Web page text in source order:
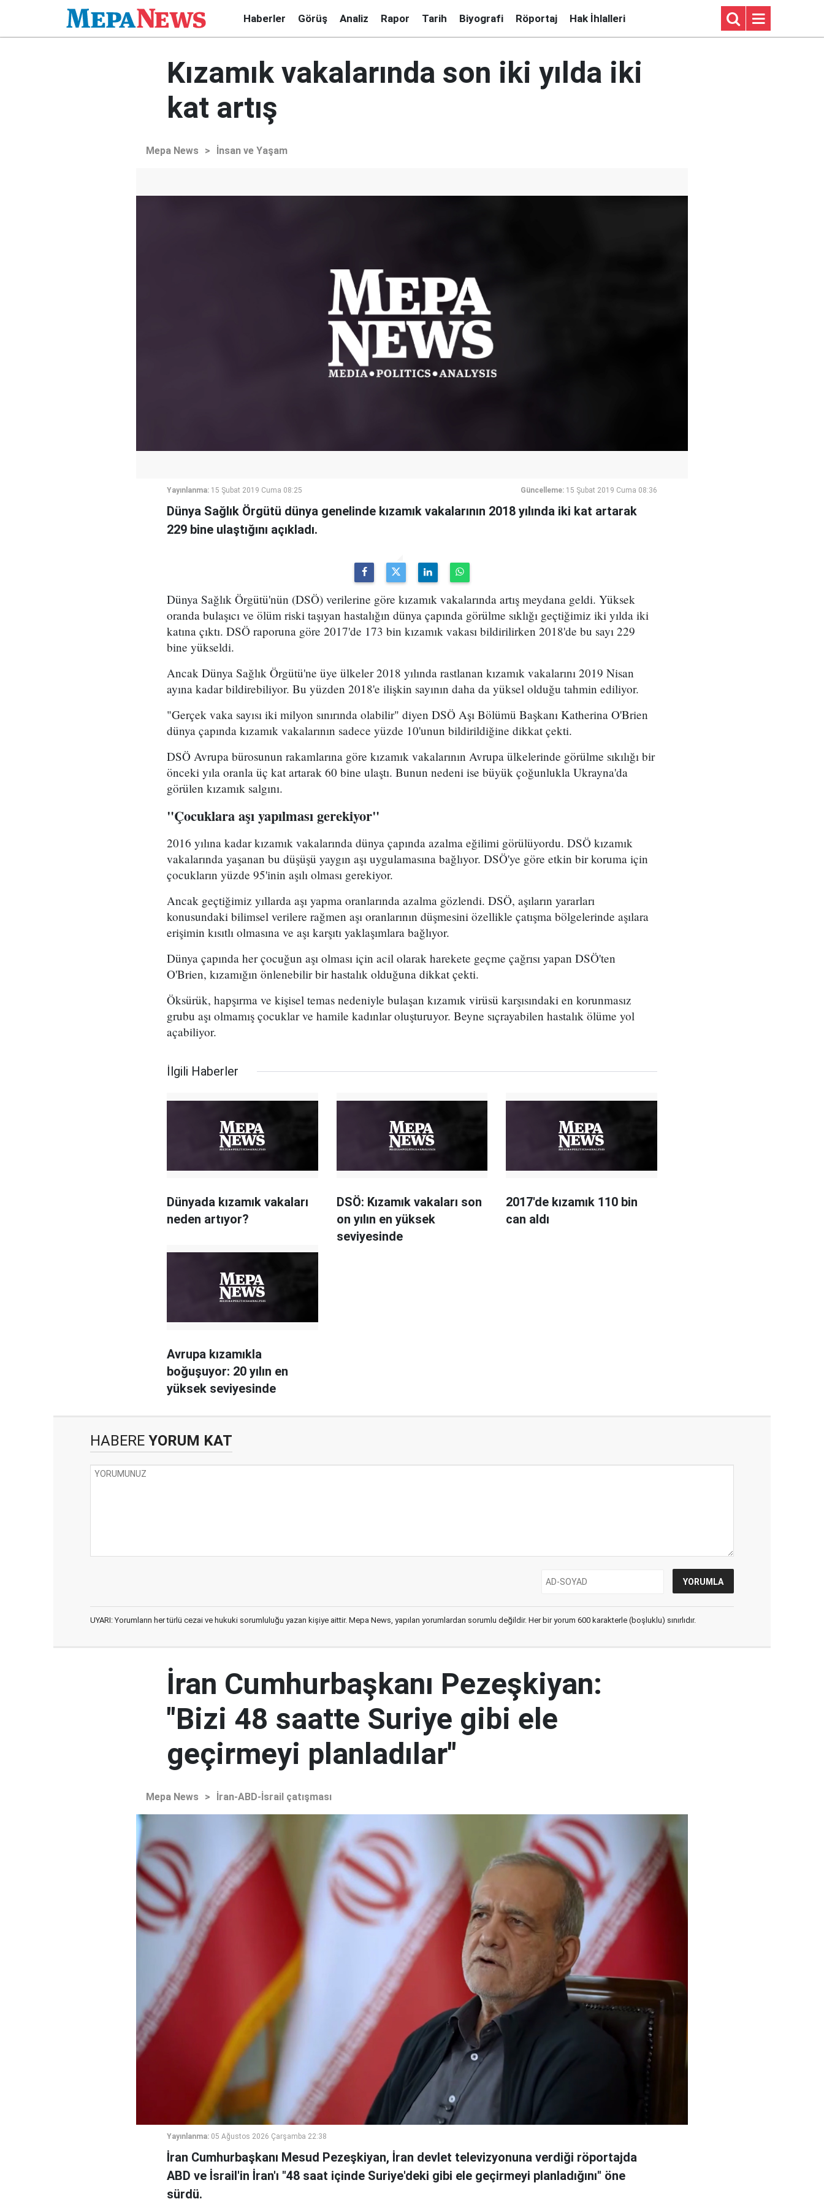
Haberler Görüş Analiz Rapor Tarih Biyografi Röportaj Hak İhlalleri
Kızamık vakalarında son iki yılda iki
kat artış
Mepa News > İnsan ve Yaşam
Yayınlanma: 15 Şubat 2019 Cuma 08:25 Güncelleme: 15 Şubat 2019 Cuma 08:36
Dünya Sağlık Örgütü dünya genelinde kızamık vakalarının 2018 yılında iki kat artarak
229 bine ulaştığını açıkladı.
Dünya Sağlık Örgütü'nün (DSÖ) verilerine göre kızamık vakalarında artış meydana geldi. Yüksek
oranda bulaşıcı ve ölüm riski taşıyan hastalığın dünya çapında görülme sıklığı geçtiğimiz iki yılda iki
katına çıktı. DSÖ raporuna göre 2017'de 173 bin kızamık vakası bildirilirken 2018'de bu sayı 229
bine yükseldi.
Ancak Dünya Sağlık Örgütü'ne üye ülkeler 2018 yılında rastlanan kızamık vakalarını 2019 Nisan
ayına kadar bildirebiliyor. Bu yüzden 2018'e ilişkin sayının daha da yüksel olduğu tahmin ediliyor.
"Gerçek vaka sayısı iki milyon sınırında olabilir" diyen DSÖ Aşı Bölümü Başkanı Katherina O'Brien
dünya çapında kızamık vakalarının sadece yüzde 10'unun bildirildiğine dikkat çekti.
DSÖ Avrupa bürosunun rakamlarına göre kızamık vakalarının Avrupa ülkelerinde görülme sıkılığı bir
önceki yıla oranla üç kat artarak 60 bine ulaştı. Bunun nedeni ise büyük çoğunlukla Ukrayna'da
görülen kızamık salgını.
"Çocuklara aşı yapılması gerekiyor"
2016 yılına kadar kızamık vakalarında dünya çapında azalma eğilimi görülüyordu. DSÖ kızamık
vakalarında yaşanan bu düşüşü yaygın aşı uygulamasına bağlıyor. DSÖ'ye göre etkin bir koruma için
çocukların yüzde 95'inin aşılı olması gerekiyor.
Ancak geçtiğimiz yıllarda aşı yapma oranlarında azalma gözlendi. DSÖ, aşıların yararları
konusundaki bilimsel verilere rağmen aşı oranlarının düşmesini özellikle çatışma bölgelerinde aşılara
erişimin kısıtlı olmasına ve aşı karşıtı yaklaşımlara bağlıyor.
Dünya çapında her çocuğun aşı olması için acil olarak harekete geçme çağrısı yapan DSÖ'ten
O'Brien, kızamığın önlenebilir bir hastalık olduğuna dikkat çekti.
Öksürük, hapşırma ve kişisel temas nedeniyle bulaşan kızamık virüsü karşısındaki en korunmasız
grubu aşı olmamış çocuklar ve hamile kadınlar oluşturuyor. Beyne sıçrayabilen hastalık ölüme yol
açabiliyor.
İlgili Haberler
Dünyada kızamık vakaları
neden artıyor?
DSÖ: Kızamık vakaları son
on yılın en yüksek
seviyesinde
2017'de kızamık 110 bin
can aldı
Avrupa kızamıkla
boğuşuyor: 20 yılın en
yüksek seviyesinde
HABERE YORUM KAT
UYARI: Yorumların her türlü cezai ve hukuki sorumluluğu yazan kişiye aittir. Mepa News, yapılan yorumlardan sorumlu değildir. Her bir yorum 600 karakterle (boşluklu) sınırlıdır.
İran Cumhurbaşkanı Pezeşkiyan:
"Bizi 48 saatte Suriye gibi ele
geçirmeyi planladılar"
Mepa News > İran-ABD-İsrail çatışması
Yayınlanma: 05 Ağustos 2026 Çarşamba 22:38
İran Cumhurbaşkanı Mesud Pezeşkiyan, İran devlet televizyonuna verdiği röportajda
ABD ve İsrail'in İran'ı "48 saat içinde Suriye'deki gibi ele geçirmeyi planladığını" öne
sürdü.